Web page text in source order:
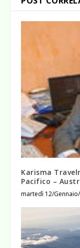
Karisma
Pacifico –
martedì 12/